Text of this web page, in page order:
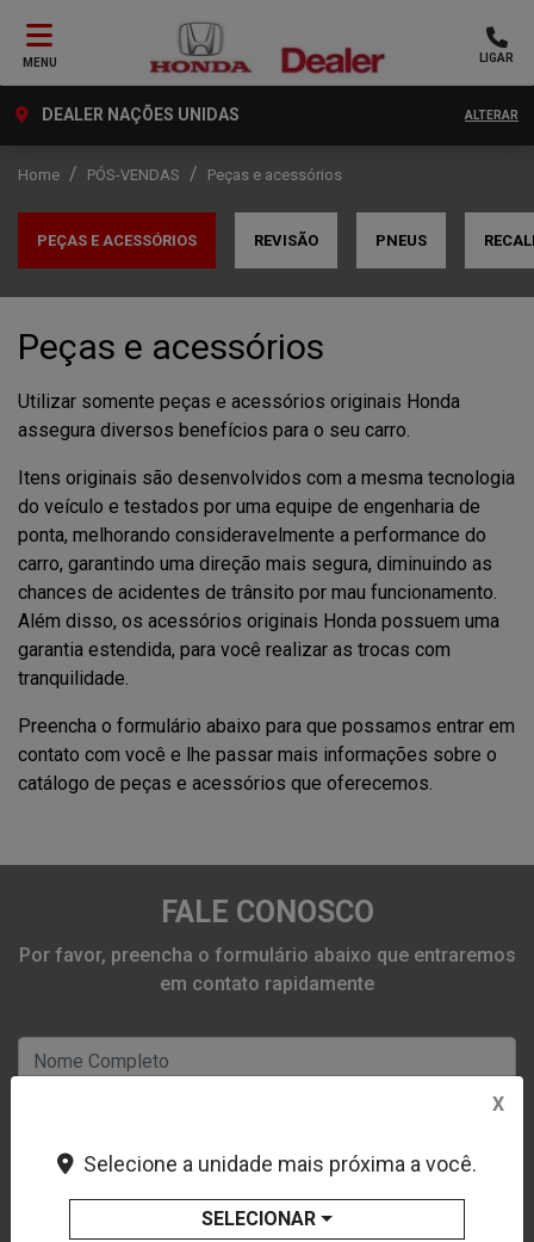
MENU LIGAR
DEALER NAÇÕES UNIDAS ALTERAR
Home PÓS-VENDAS Peças e acessórios
REVISÃO
PEÇAS E ACESSÓRIOS PNEUS
Peças e acessórios
Utilizar somente peças e acessórios originais Honda
assegura diversos benefícios para o seu carro.
Itens originais são desenvolvidos com a mesma tecnologia
do veículo e testados por uma equipe de engenharia de
ponta, melhorando consideravelmente a performance do
carro, garantindo uma direção mais segura, diminuindo as
chances de acidentes de trânsito por mau funcionamento.
Além disso, os acessórios originais Honda possuem uma
garantia estendida, para você realizar as trocas com
tranquilidade.
Preencha o formulário abaixo para que possamos entrar em
contato com você e lhe passar mais informações sobre o
catálogo de peças e acessórios que oferecemos.
FALE CONOSCO
Por favor, preencha o formulário abaixo que entraremos
em contato rapidamente
X
Selecione a unidade mais próxima a você.
SELECIONAR